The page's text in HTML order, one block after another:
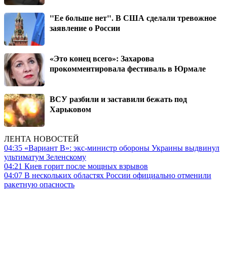
"Ее больше нет". В США сделали тревожное
заявление о России
«Это конец всего»: Захарова
прокомментировала фестиваль в Юрмале
ВСУ разбили и заставили бежать под
Харьковом
ЛЕНТА НОВОСТЕЙ
04:35 «Вариант B»: экс-министр обороны Украины выдвинул
ультиматум Зеленскому
04:21 Киев горит после мощных взрывов
04:07 В нескольких областях России официально отменили
ракетную опасность